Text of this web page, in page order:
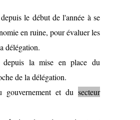
le début de l'année à se
en ruine, pour évaluer les
délégation.
depuis la mise en place du
de la délégation.
gouvernement et du secteur